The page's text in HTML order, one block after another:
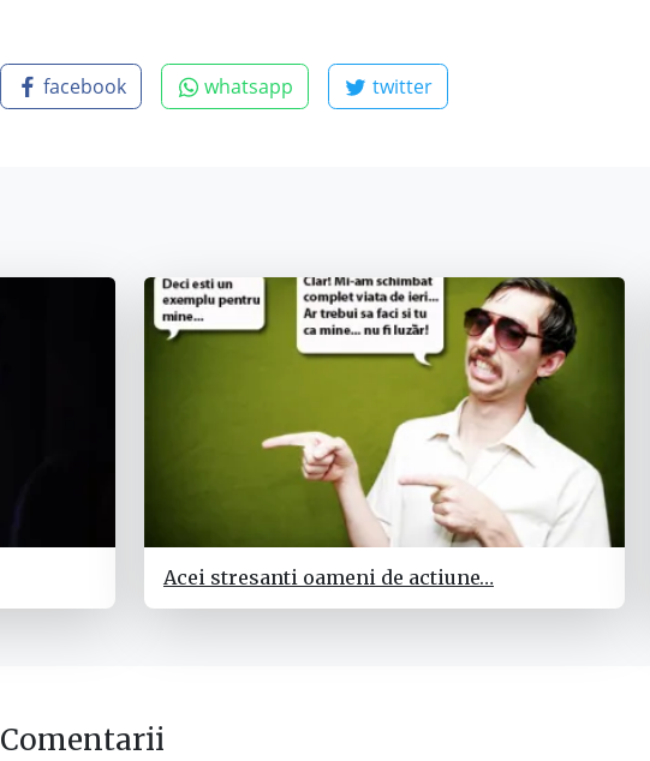
facebook whatsapp twitter
Acei stresanti oameni de actiune…
Comentarii